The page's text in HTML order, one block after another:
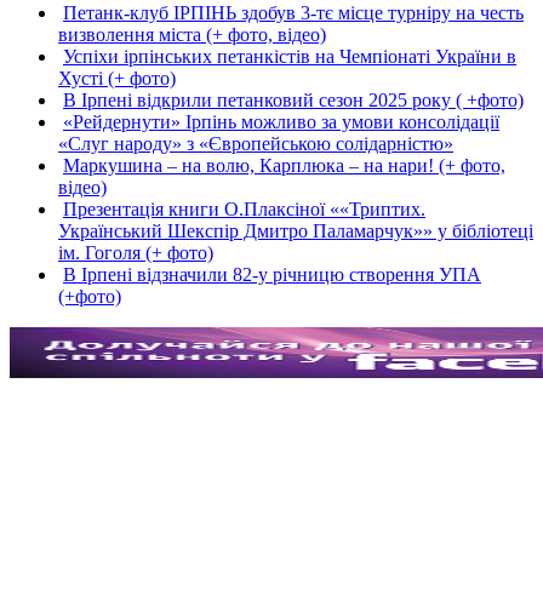
Петанк-клуб ІРПІНЬ здобув 3-тє місце турніру на честь
визволення міста (+ фото, відео)
Успіхи ірпінських петанкістів на Чемпіонаті України в
Хусті (+ фото)
В Ірпені відкрили петанковий сезон 2025 року ( +фото)
«Рейдернути» Ірпінь можливо за умови консолідації
«Слуг народу» з «Європейською солідарністю»
Маркушина – на волю, Карплюка – на нари! (+ фото,
відео)
Презентація книги О.Плаксіної ««Триптих.
Український Шекспір Дмитро Паламарчук»» у бібліотеці
ім. Гоголя (+ фото)
В Ірпені відзначили 82-у річницю створення УПА
(+фото)